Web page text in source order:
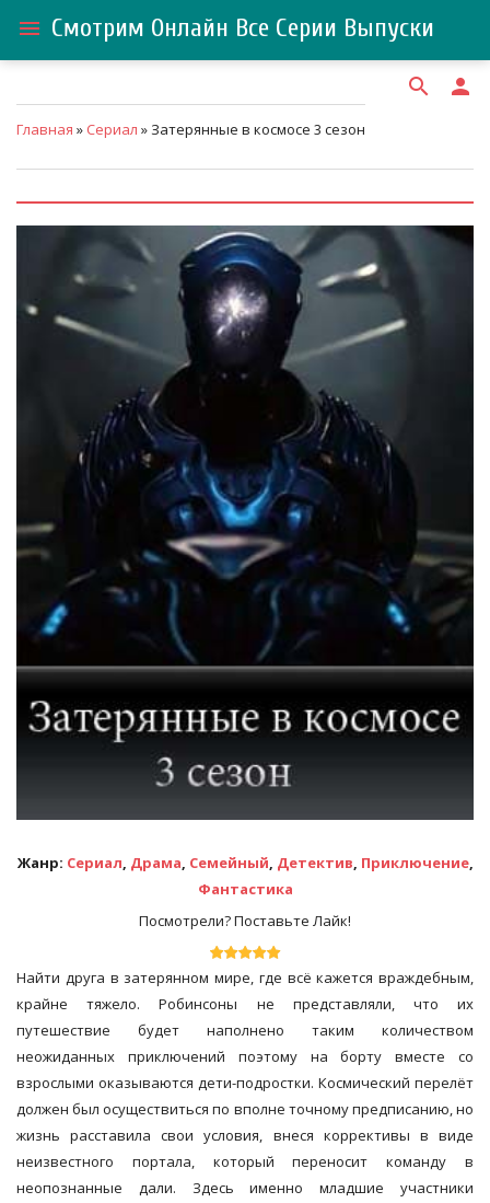
menu Смотрим Онлайн Все Серии Выпуски
search person
Главная » Сериал » Затерянные в космосе 3 сезон
Жанр: Сериал, Драма, Семейный, Детектив, Приключение,
Фантастика
Посмотрели? Поставьте Лайк!
Найти друга в затерянном мире, где всё кажется враждебным,
крайне тяжело. Робинсоны не представляли, что их
путешествие будет наполнено таким количеством
неожиданных приключений поэтому на борту вместе со
взрослыми оказываются дети-подростки. Космический перелёт
должен был осуществиться по вполне точному предписанию, но
жизнь расставила свои условия, внеся коррективы в виде
неизвестного портала, который переносит команду в
неопознанные дали. Здесь именно младшие участники